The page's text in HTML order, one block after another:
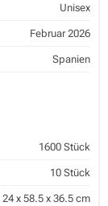
Unisex
Februar 2026
Spanien
1600 Stück
10 Stück
24 x 58.5 x 36.5 cm